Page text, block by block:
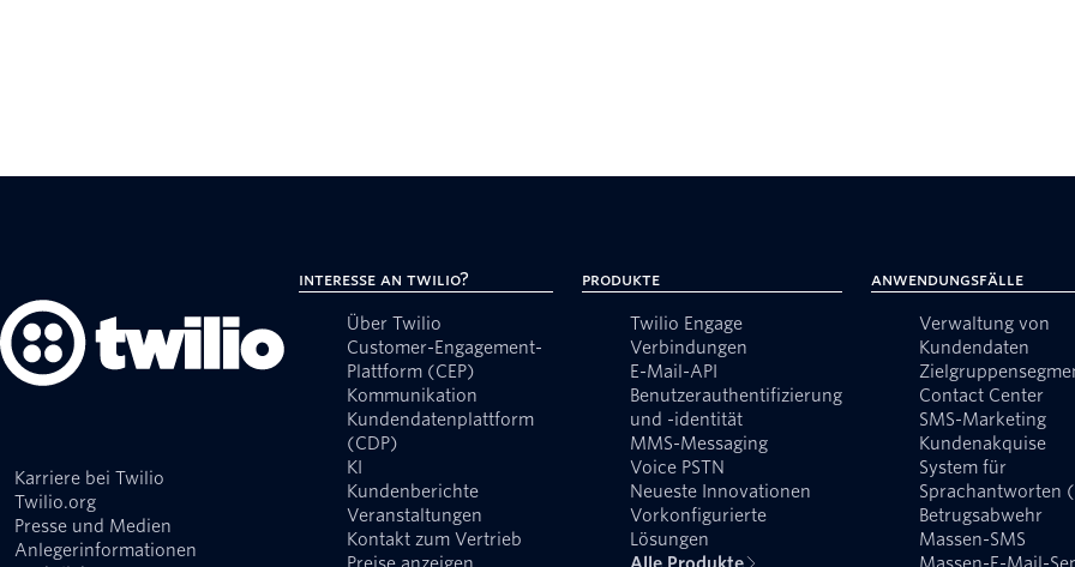
Karriere bei Twilio
Twilio.org
Presse und Medien
Anlegerinformationen
Interesse an Twilio?
Über Twilio
Customer-Engagement-
Plattform (CEP)
Kommunikation
Kundendatenplattform
(CDP)
KI
Kundenberichte
Veranstaltungen
Kontakt zum Vertrieb
Produkte
Twilio Engage
Verbindungen
E-Mail-API
Benutzerauthentifizierung
und -identität
MMS-Messaging
Voice PSTN
Neueste Innovationen
Vorkonfigurierte
Lösungen
Anwendungsfälle
Verwaltung von
Kundendaten
Contact Center
SMS-Marketing
Kundenakquise
System für
Sprachantworten
Betrugsabwehr
Massen-SMS